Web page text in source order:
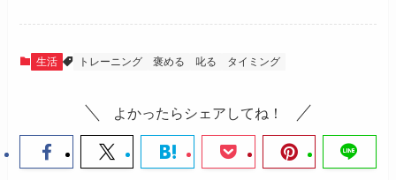
生活 トレーニング 褒める 叱る タイミング
よかったらシェアしてね！